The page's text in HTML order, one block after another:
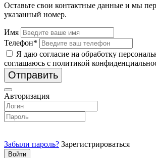
Оставьте свои контактные данные и мы
указанный номер.
Имя
Телефон*
Я даю согласие на обработку
соглашаюсь с политикой
Отправить
Авторизация
Забыли пароль? Зарегистрироваться